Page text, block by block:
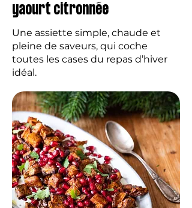
yaourt citronnée
Une assiette simple, chaude et
pleine de saveurs, qui coche
toutes les cases du repas d’hiver
idéal.